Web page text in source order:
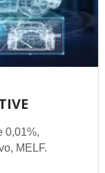
0,01%,
MELF.